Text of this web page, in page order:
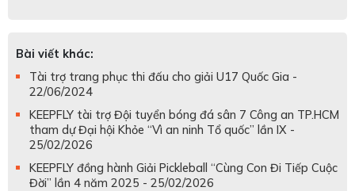
Bài viết khác:
Tài trợ trang phục thi đấu cho giải U17 Quốc Gia -
22/06/2024
KEEPFLY tài trợ Đội tuyển bóng đá sân 7 Công an TP.HCM
tham dự Đại hội Khỏe “Vì an ninh Tổ quốc” lần IX -
25/02/2026
KEEPFLY đồng hành Giải Pickleball “Cùng Con Đi Tiếp Cuộc
Đời” lần 4 năm 2025 - 25/02/2026